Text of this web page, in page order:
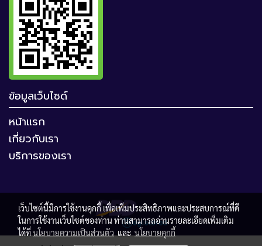
ข้อมูลเว็บไซด์
หน้าแรก
เกี่ยวกับเรา
บริการของเรา
เว็บไซต์นี้มีการใช้งานคุกกี้ เพื่อเพิ่มประสิทธิภาพและประสบการณ์ที่ดี
ในการใช้งานเว็บไซต์ของท่าน ท่านสามารถอ่านรายละเอียดเพิ่มเติม
ได้ที่นโยบายความเป็นส่วนตัว และ นโยบายคุกกี้